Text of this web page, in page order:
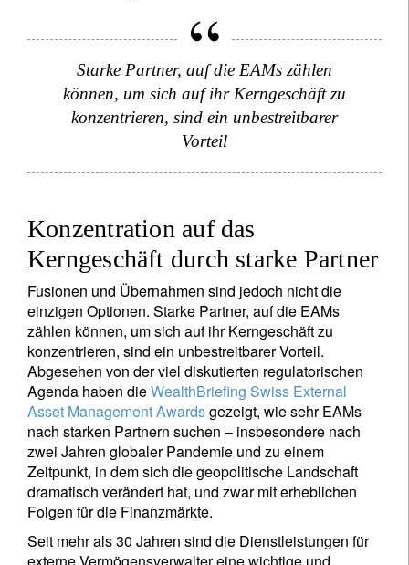
Starke Partner, auf die EAMs zählen
können, um sich auf ihr Kerngeschäft zu
konzentrieren, sind ein unbestreitbarer
Vorteil
Konzentration auf das
Kerngeschäft durch starke Partner
Fusionen und Übernahmen sind jedoch nicht die
einzigen Optionen. Starke Partner, auf die EAMs
zählen können, um sich auf ihr Kerngeschäft zu
konzentrieren, sind ein unbestreitbarer Vorteil.
Abgesehen von der viel diskutierten regulatorischen
Agenda haben dieWealthBriefing Swiss External
Asset Management Awardsgezeigt, wie sehr EAMs
nach starken Partnern suchen – insbesondere nach
zwei Jahren globaler Pandemie und zu einem
Zeitpunkt, in dem sich die geopolitische Landschaft
dramatisch verändert hat, und zwar mit erheblichen
Folgen für die Finanzmärkte.
Seit mehr als 30 Jahren sind die Dienstleistungen für